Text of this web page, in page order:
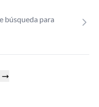
búsqueda para